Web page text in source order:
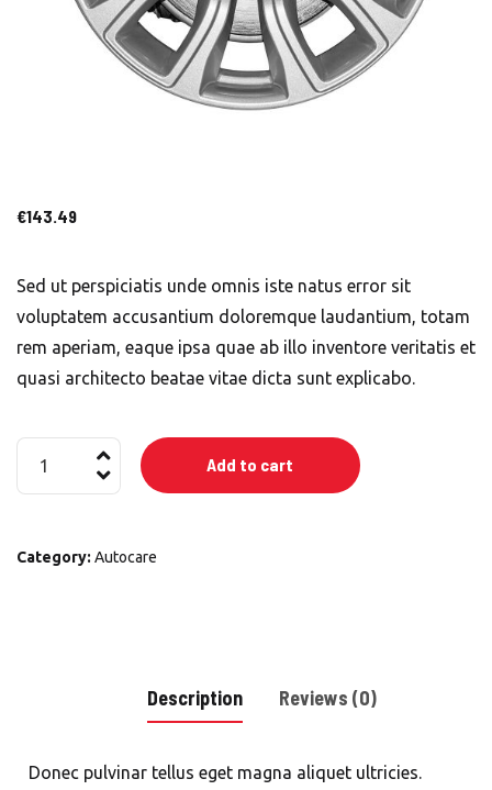
€143.49
Sed ut perspiciatis unde omnis iste natus error sit
voluptatem accusantium doloremque laudantium, totam
rem aperiam, eaque ipsa quae ab illo inventore veritatis et
quasi architecto beatae vitae dicta sunt explicabo.
Add to cart
Category: Autocare
Description Reviews (0)
Donec pulvinar tellus eget magna aliquet ultricies.